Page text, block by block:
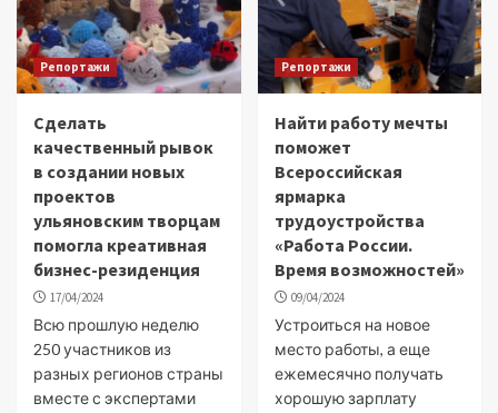
Репортажи
Сделать
качественный рывок
в создании новых
проектов
ульяновским творцам
помогла креативная
бизнес-резиденция
17/04/2024
Всю прошлую неделю
250 участников из
разных регионов страны
вместе с экспертами
Репортажи
Найти работу мечты
поможет
Всероссийская
ярмарка
трудоустройства
«Работа России.
Время возможностей»
09/04/2024
Устроиться на новое
место работы, а еще
ежемесячно получать
хорошую зарплату